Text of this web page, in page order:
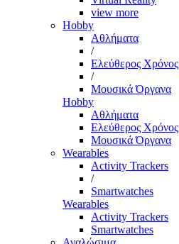
view more
Hobby
Αθλήματα
/
Ελεύθερος Χρόνος
/
Μουσικά Όργανα
Hobby
Αθλήματα
Ελεύθερος Χρόνος
Μουσικά Όργανα
Wearables
Activity Trackers
/
Smartwatches
Wearables
Activity Trackers
Smartwatches